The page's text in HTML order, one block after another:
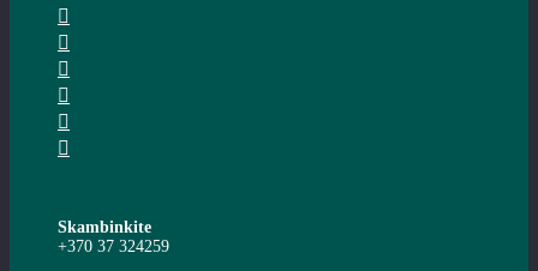
Skambinkite
+370 37 324259